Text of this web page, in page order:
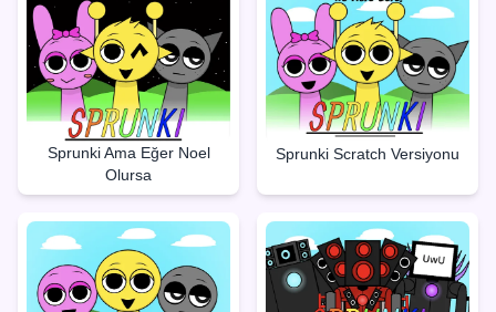
Sprunki Ama Eğer Noel
Olursa
Sprunki Scratch Versiyonu